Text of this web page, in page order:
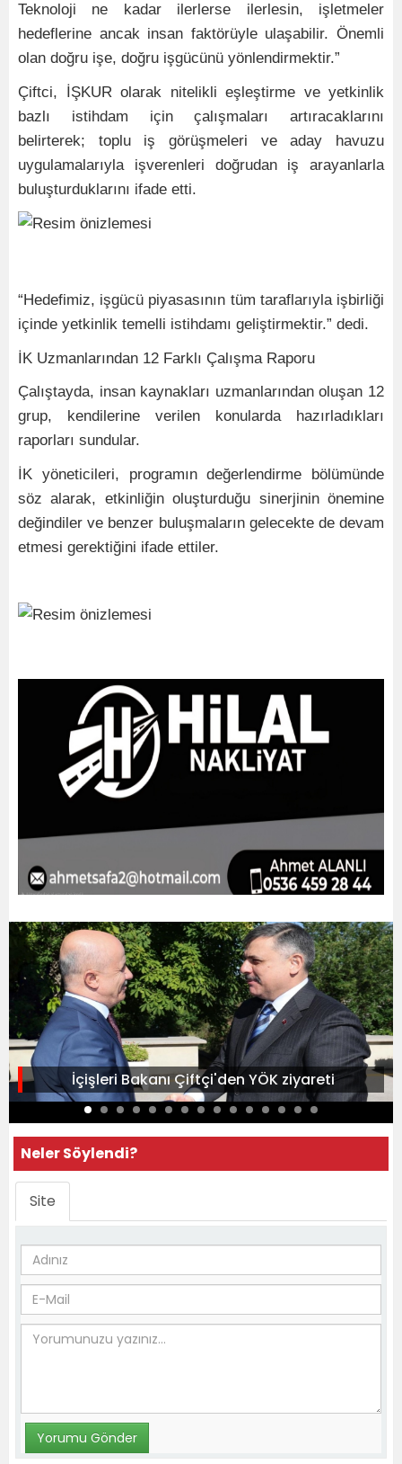
Teknoloji ne kadar ilerlerse ilerlesin, işletmeler
hedeflerine ancak insan faktörüyle ulaşabilir. Önemli
olan doğru işe, doğru işgücünü yönlendirmektir.”
Çiftci, İŞKUR olarak nitelikli eşleştirme ve yetkinlik
bazlı istihdam için çalışmaları artıracaklarını
belirterek; toplu iş görüşmeleri ve aday havuzu
uygulamalarıyla işverenleri doğrudan iş arayanlarla
buluşturduklarını ifade etti.
“Hedefimiz, işgücü piyasasının tüm taraflarıyla işbirliği
içinde yetkinlik temelli istihdamı geliştirmektir.” dedi.
İK Uzmanlarından 12 Farklı Çalışma Raporu
Çalıştayda, insan kaynakları uzmanlarından oluşan 12
grup, kendilerine verilen konularda hazırladıkları
raporları sundular.
İK yöneticileri, programın değerlendirme bölümünde
söz alarak, etkinliğin oluşturduğu sinerjinin önemine
değindiler ve benzer buluşmaların gelecekte de devam
etmesi gerektiğini ifade ettiler.
İçişleri Bakanı Çiftçi'den YÖK ziyareti
Neler Söylendi?
Site